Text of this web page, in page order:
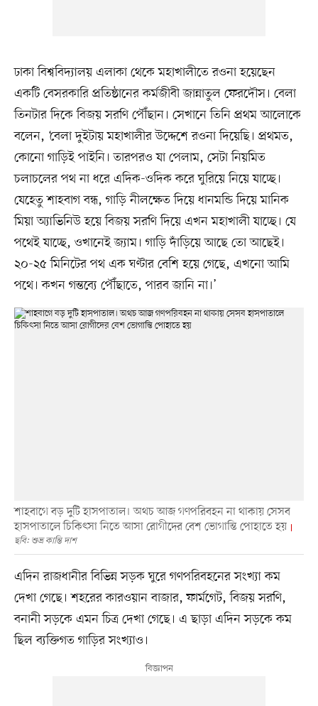
ঢাকা বিশ্ববিদ্যালয় এলাকা থেকে মহাখালীতে রওনা হয়েছেন
একটি বেসরকারি প্রতিষ্ঠানের কর্মজীবী জান্নাতুল ফেরদৌস। বেলা
তিনটার দিকে বিজয় সরণি পৌঁছান। সেখানে তিনি প্রথম আলোকে
বলেন, ‘বেলা দুইটায় মহাখালীর উদ্দেশে রওনা দিয়েছি। প্রথমত,
কোনো গাড়িই পাইনি। তারপরও যা পেলাম, সেটা নিয়মিত
চলাচলের পথ না ধরে এদিক-ওদিক করে ঘুরিয়ে নিয়ে যাচ্ছে।
যেহেতু শাহবাগ বন্ধ, গাড়ি নীলক্ষেত দিয়ে ধানমন্ডি দিয়ে মানিক
মিয়া অ্যাভিনিউ হয়ে বিজয় সরণি দিয়ে এখন মহাখালী যাচ্ছে। যে
পথেই যাচ্ছে, ওখানেই জ্যাম। গাড়ি দাঁড়িয়ে আছে তো আছেই।
২০-২৫ মিনিটের পথ এক ঘণ্টার বেশি হয়ে গেছে, এখনো আমি
পথে। কখন গন্তব্যে পৌঁছাতে, পারব জানি না।’
শাহবাগে বড় দুটি হাসপাতাল। অথচ আজ গণপরিবহন না থাকায় সেসব
হাসপাতালে চিকিৎসা নিতে আসা রোগীদের বেশ ভোগান্তি পোহাতে হয়
ছবি: শুভ্র কান্তি দাশ
এদিন রাজধানীর বিভিন্ন সড়ক ঘুরে গণপরিবহনের সংখ্যা কম
দেখা গেছে। শহরের কারওয়ান বাজার, ফার্মগেট, বিজয় সরণি,
বনানী সড়কে এমন চিত্র দেখা গেছে। এ ছাড়া এদিন সড়কে কম
ছিল ব্যক্তিগত গাড়ির সংখ্যাও।